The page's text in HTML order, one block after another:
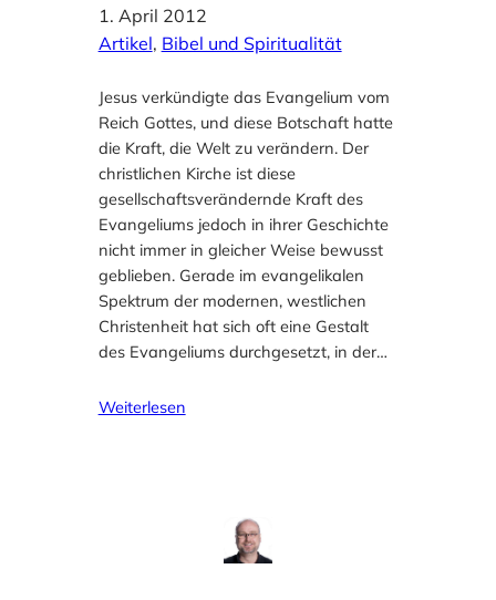
1. April 2012
Artikel, Bibel und Spiritualität
Jesus verkündigte das Evangelium vom
Reich Gottes, und diese Botschaft hatte
die Kraft, die Welt zu verändern. Der
christlichen Kirche ist diese
gesellschaftsverändernde Kraft des
Evangeliums jedoch in ihrer Geschichte
nicht immer in gleicher Weise bewusst
geblieben. Gerade im evangelikalen
Spektrum der modernen, westlichen
Christenheit hat sich oft eine Gestalt
des Evangeliums durchgesetzt, in der…
Weiterlesen